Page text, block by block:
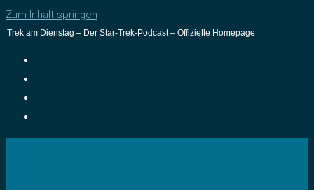
Zum Inhalt springen
Trek am Dienstag – Der Star-Trek-Podcast – Offizielle Homepage